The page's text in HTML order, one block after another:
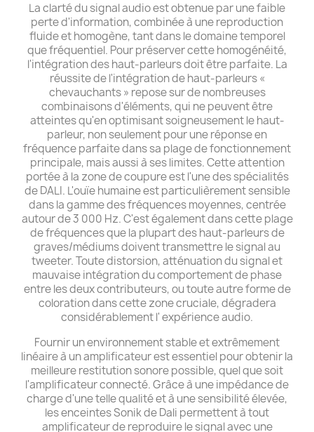
La clarté du signal audio est obtenue par une faible
perte d'information, combinée à une reproduction
fluide et homogène, tant dans le domaine temporel
que fréquentiel. Pour préserver cette homogénéité,
l'intégration des haut-parleurs doit être parfaite. La
réussite de l'intégration de haut-parleurs «
chevauchants » repose sur de nombreuses
combinaisons d'éléments, qui ne peuvent être
atteintes qu'en optimisant soigneusement le haut-
parleur, non seulement pour une réponse en
fréquence parfaite dans sa plage de fonctionnement
principale, mais aussi à ses limites. Cette attention
portée à la zone de coupure est l'une des spécialités
de DALI. L'ouïe humaine est particulièrement sensible
dans la gamme des fréquences moyennes, centrée
autour de 3 000 Hz. C'est également dans cette plage
de fréquences que la plupart des haut-parleurs de
graves/médiums doivent transmettre le signal au
tweeter. Toute distorsion, atténuation du signal et
mauvaise intégration du comportement de phase
entre les deux contributeurs, ou toute autre forme de
coloration dans cette zone cruciale, dégradera
considérablement l' expérience audio.
Fournir un environnement stable et extrêmement
linéaire à un amplificateur est essentiel pour obtenir la
meilleure restitution sonore possible, quel que soit
l'amplificateur connecté. Grâce à une impédance de
charge d'une telle qualité et à une sensibilité élevée,
les enceintes Sonik de Dali permettent à tout
amplificateur de reproduire le signal avec une